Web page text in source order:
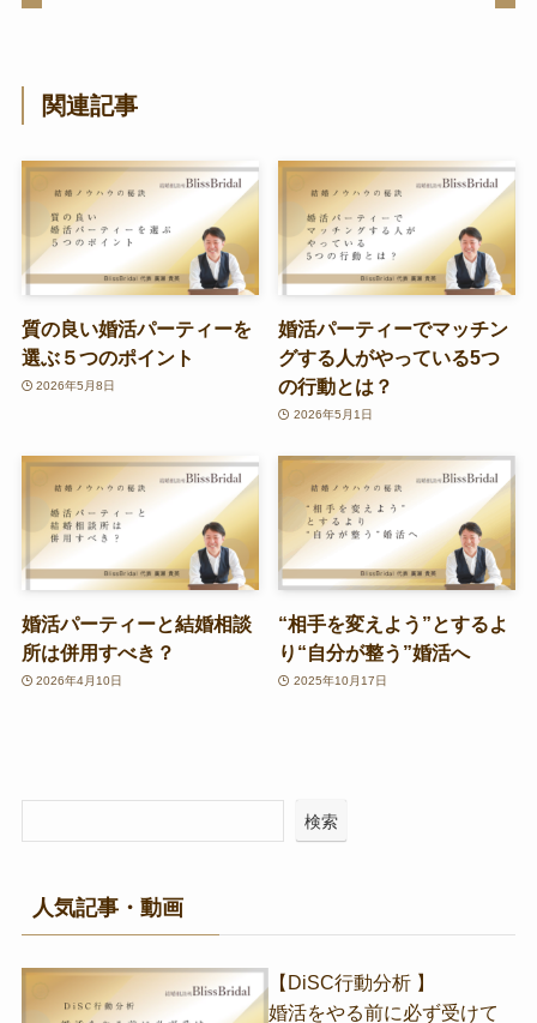
関連記事
質の良い婚活パーティーを
選ぶ５つのポイント
2026年5月8日
婚活パーティーでマッチン
グする人がやっている5つ
の行動とは？
2026年5月1日
婚活パーティーと結婚相談
所は併用すべき？
2026年4月10日
“相手を変えよう”とするよ
り“自分が整う”婚活へ
2025年10月17日
検索
人気記事・動画
【DiSC行動分析 】
婚活をやる前に必ず受けて